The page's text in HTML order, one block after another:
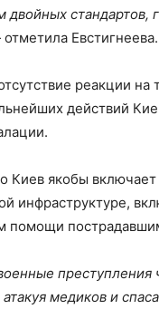
стандартов,
Евстигнеева.
реакции
действий
Киев якобы
инфраструктуре,
помощи
преступления
медиков и